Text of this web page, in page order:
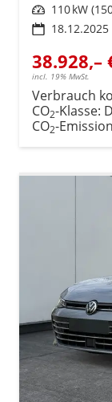
Leistung 110 kW
18.12.2025
38.928,–
incl. 19% MwSt.
Verbrauch
CO2-Klasse: D
CO2-